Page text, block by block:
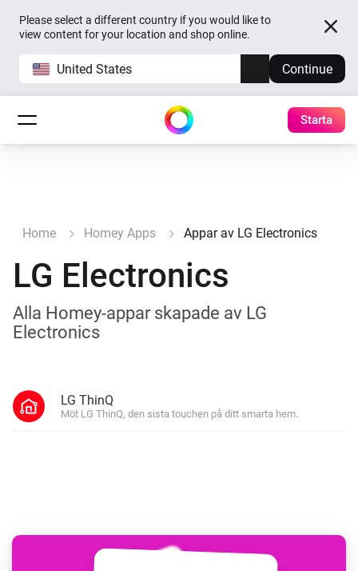
Please select a different country if you would like to
view content for your location and shop online.
United States Continue
Starta
Home Homey Apps Appar av LG Electronics
LG Electronics
Alla Homey-appar skapade av LG
Electronics
LG ThinQ
Möt LG ThinQ, den sista touchen på ditt smarta hem.